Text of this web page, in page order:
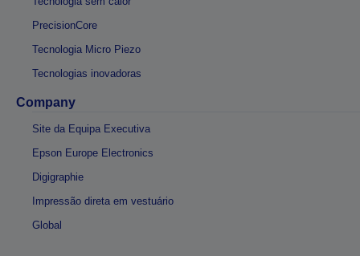
PrecisionCore
Tecnologia Micro Piezo
Tecnologias inovadoras
Company
Site da Equipa Executiva
Epson Europe Electronics
Digigraphie
Impressão direta em vestuário
Global